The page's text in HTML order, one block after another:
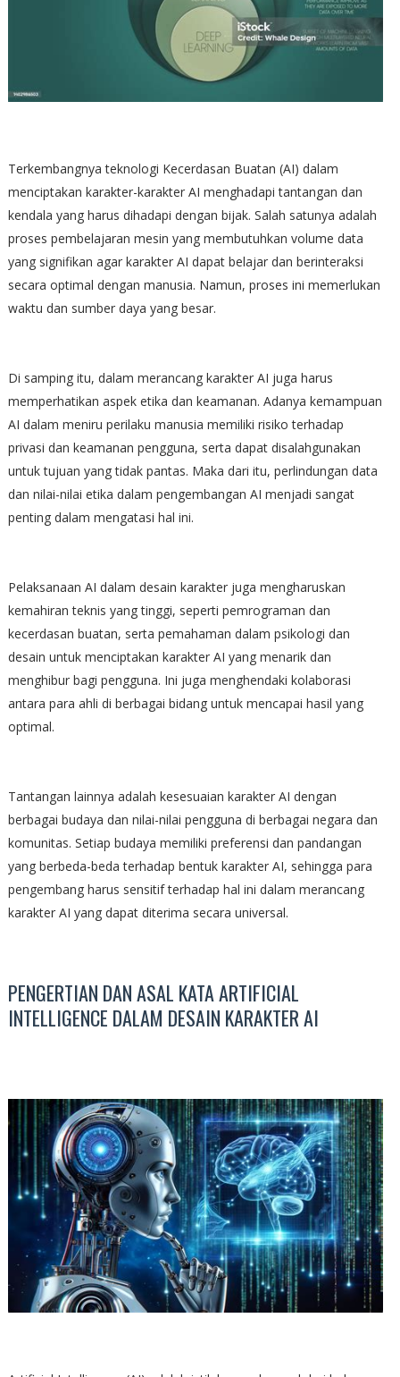
Terkembangnya teknologi Kecerdasan Buatan (AI) dalam
menciptakan karakter-karakter AI menghadapi tantangan dan
kendala yang harus dihadapi dengan bijak. Salah satunya adalah
proses pembelajaran mesin yang membutuhkan volume data
yang signifikan agar karakter AI dapat belajar dan berinteraksi
secara optimal dengan manusia. Namun, proses ini memerlukan
waktu dan sumber daya yang besar.
Di samping itu, dalam merancang karakter AI juga harus
memperhatikan aspek etika dan keamanan. Adanya kemampuan
AI dalam meniru perilaku manusia memiliki risiko terhadap
privasi dan keamanan pengguna, serta dapat disalahgunakan
untuk tujuan yang tidak pantas. Maka dari itu, perlindungan data
dan nilai-nilai etika dalam pengembangan AI menjadi sangat
penting dalam mengatasi hal ini.
Pelaksanaan AI dalam desain karakter juga mengharuskan
kemahiran teknis yang tinggi, seperti pemrograman dan
kecerdasan buatan, serta pemahaman dalam psikologi dan
desain untuk menciptakan karakter AI yang menarik dan
menghibur bagi pengguna. Ini juga menghendaki kolaborasi
antara para ahli di berbagai bidang untuk mencapai hasil yang
optimal.
Tantangan lainnya adalah kesesuaian karakter AI dengan
berbagai budaya dan nilai-nilai pengguna di berbagai negara dan
komunitas. Setiap budaya memiliki preferensi dan pandangan
yang berbeda-beda terhadap bentuk karakter AI, sehingga para
pengembang harus sensitif terhadap hal ini dalam merancang
karakter AI yang dapat diterima secara universal.
PENGERTIAN DAN ASAL KATA ARTIFICIAL
INTELLIGENCE DALAM DESAIN KARAKTER AI